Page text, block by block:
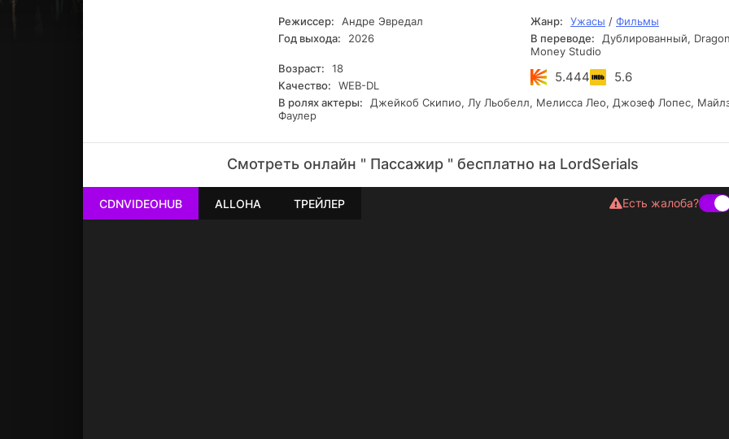
Режиссер: Андре Эвредал Жанр: Ужасы / Фильмы
Год выхода:
2026 В переводе:
Дублированный,
Money Studio
Возраст:
18
5.444 5.6
Качество:
WEB-DL
В ролях актеры:
Джейкоб Скипио, Лу Льобелл, Мелисса Лео, Джозеф Лопес,
Фаулер
Смотреть онлайн " Пассажир " бесплатно на LordSerials
РЕКЛАМА
РЕКЛАМА
РЕКЛАМА
РЕКЛАМА
РЕКЛАМА
CDNVIDEOHUB ALLOHA ТРЕЙЛЕР Есть жалоба?